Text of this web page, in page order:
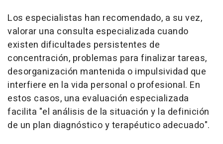
Los especialistas han recomendado, a su vez,
valorar una consulta especializada cuando
existen dificultades persistentes de
concentración, problemas para finalizar tareas,
desorganización mantenida o impulsividad que
interfiere en la vida personal o profesional. En
estos casos, una evaluación especializada
facilita "el análisis de la situación y la definición
de un plan diagnóstico y terapéutico adecuado".